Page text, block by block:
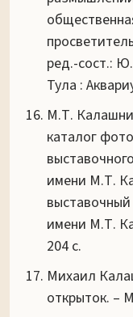
ред.-сост.:
Тула :
М.Т.
каталог
имени М.Т.
имени М.Т.
204 с.
Михаил
открыток. –